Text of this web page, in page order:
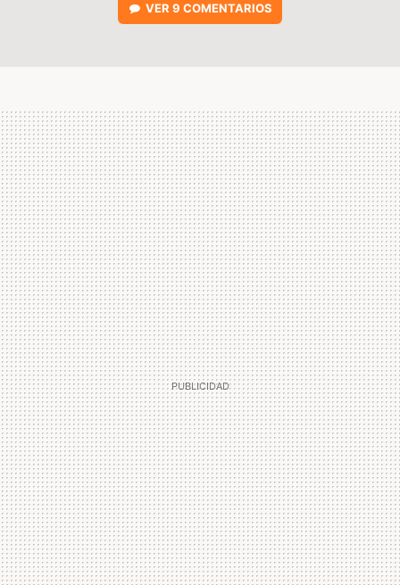
VER 9 COMENTARIOS